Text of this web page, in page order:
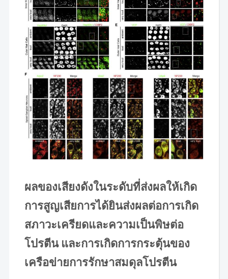
ผลของเสียงดังในระดับที่ส่งผลให้เกิด
การสูญเสียการได้ยินส่งผลต่อการเกิด
สภาวะเครียดและความเป็นพิษต่อ
โปรตีน และการเกิดการกระตุ้นของ
เครือข่ายการรักษาสมดุลโปรตีน